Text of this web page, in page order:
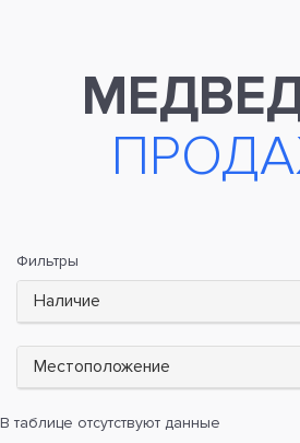
Фильтры
Наличие
Местоположение
В таблице отсутствуют данные